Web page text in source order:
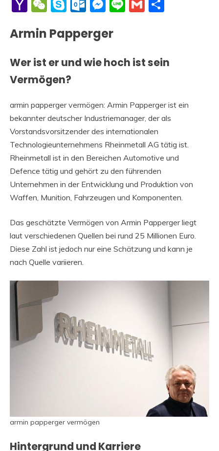
Yahoo
WeChat
SkypeOutlook.com
Messenger
LineGmail
Armin Papperger
Wer ist er und wie hoch ist sein
Vermögen?
armin papperger vermögen: Armin Papperger ist ein
bekannter deutscher Industriemanager, der als
Vorstandsvorsitzender des internationalen
Technologieunternehmens Rheinmetall AG tätig ist.
Rheinmetall ist in den Bereichen Automotive und
Defence tätig und gehört zu den führenden
Unternehmen in der Entwicklung und Produktion von
Waffen, Munition, Fahrzeugen und Komponenten.
Das geschätzte Vermögen von Armin Papperger liegt
laut verschiedenen Quellen bei rund 25 Millionen Euro.
Diese Zahl ist jedoch nur eine Schätzung und kann je
nach Quelle variieren.
armin papperger vermögen
Hintergrund und Karriere